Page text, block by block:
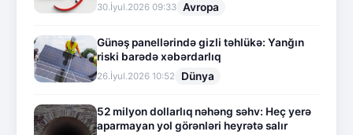
30.İyul.2026 09:33 Avropa
Günəş panellərində gizli təhlükə: Yanğın
riski barədə xəbərdarlıq
26.İyul.2026 10:52 Dünya
52 milyon dollarlıq nəhəng səhv: Heç yerə
aparmayan yol görənləri heyrətə salır